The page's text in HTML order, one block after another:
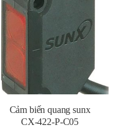
Cảm biến quang sunx
CX-422-P-C05